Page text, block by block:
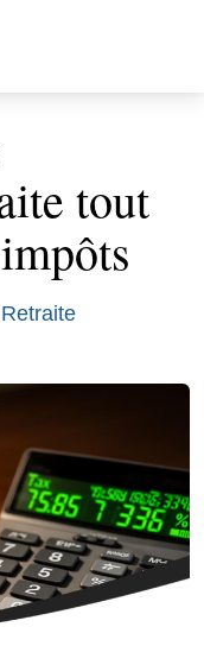
tout
Retraite